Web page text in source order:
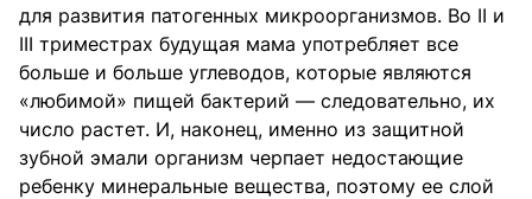
для развития патогенных микроорганизмов. Во II и
III триместрах будущая мама употребляет все
больше и больше углеводов, которые являются
«любимой» пищей бактерий — следовательно, их
число растет. И, наконец, именно из защитной
зубной эмали организм черпает недостающие
ребенку минеральные вещества, поэтому ее слой